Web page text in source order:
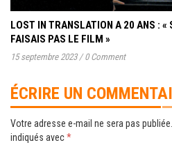
LOST IN TRANSLATION A 20 ANS : «
FAISAIS PAS LE FILM »
15 septembre 2023 / 0 Comment
ÉCRIRE UN
Votre adresse e-mail ne sera pas publiée.
indiqués avec*